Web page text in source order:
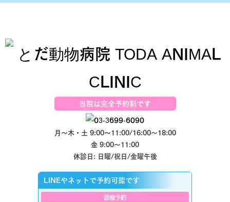
LINEやネットで予約可能です
診療予約
当院は完全予約制です
月～木・土 9:00～11:00/16:00～18:00
金 9:00～11:00
休診日: 日曜/祝日/金曜午後